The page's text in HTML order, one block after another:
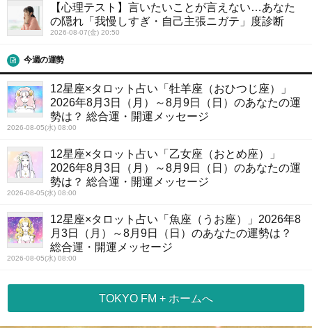
【心理テスト】言いたいことが言えない…あなた
の隠れ「我慢しすぎ・自己主張ニガテ」度診断
2026-08-07(金) 20:50
今週の運勢
12星座×タロット占い「牡羊座（おひつじ座）」
2026年8月3日（月）～8月9日（日）のあなたの運
勢は？ 総合運・開運メッセージ
2026-08-05(水) 08:00
12星座×タロット占い「乙女座（おとめ座）」
2026年8月3日（月）～8月9日（日）のあなたの運
勢は？ 総合運・開運メッセージ
2026-08-05(水) 08:00
12星座×タロット占い「魚座（うお座）」2026年8
月3日（月）～8月9日（日）のあなたの運勢は？
総合運・開運メッセージ
2026-08-05(水) 08:00
TOKYO FM + ホームへ